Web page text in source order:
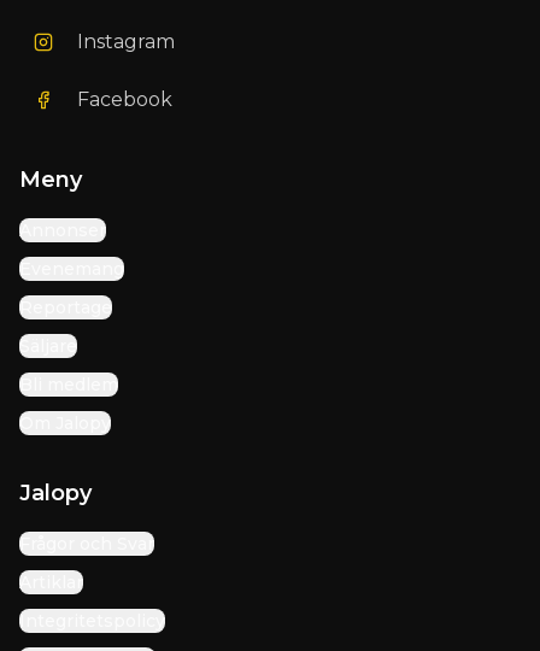
Instagram
Facebook
Meny
Annonser
Evenemang
Reportage
Säljare
Bli medlem
Om Jalopy
Jalopy
Frågor och Svar
Artiklar
Integritetspolicy